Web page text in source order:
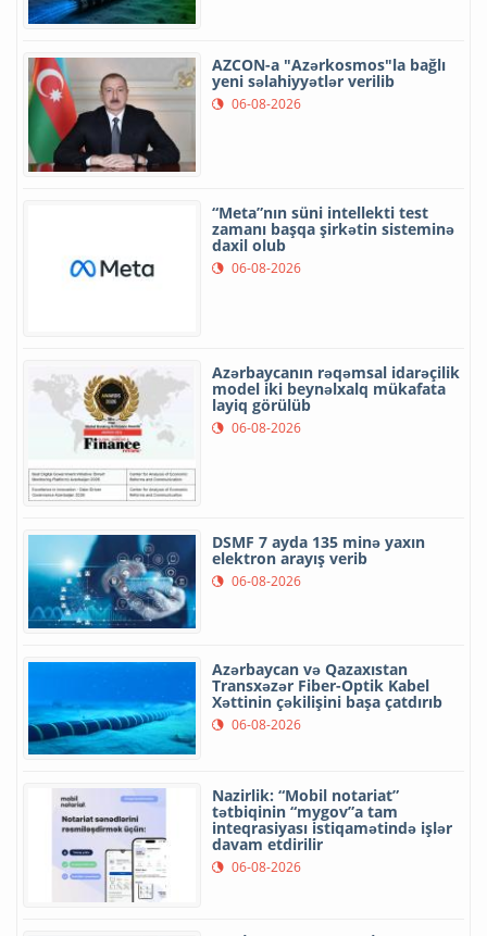
AZCON-a "Azərkosmos"la bağlı
yeni səlahiyyətlər verilib
06-08-2026
“Meta”nın süni intellekti test
zamanı başqa şirkətin sisteminə
daxil olub
06-08-2026
Azərbaycanın rəqəmsal idarəçilik
model iki beynəlxalq mükafata
layiq görülüb
06-08-2026
DSMF 7 ayda 135 minə yaxın
elektron arayış verib
06-08-2026
Azərbaycan və Qazaxıstan
Transxəzər Fiber-Optik Kabel
Xəttinin çəkilişini başa çatdırıb
06-08-2026
Nazirlik: “Mobil notariat”
tətbiqinin “mygov”a tam
inteqrasiyası istiqamətində işlər
davam etdirilir
06-08-2026